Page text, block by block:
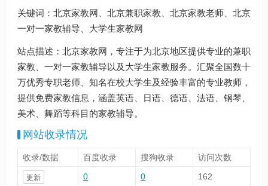
关键词：北京家教网、北京兼职家教、北京家教老师、北京
一对一家教辅导、大学生家教网
站点描述：北京家教网，专注于为北京地区提供专业的兼职
家教、一对一家教辅导以及大学生家教服务。汇聚全国数十
万优秀专职老师、知名在校大学生及经验丰富的专业教师，
提供免费家教信息，涵盖英语、日语、德语、法语、钢琴、
美术、舞蹈等科目的家教辅导。
网站收录情况
收录/数据 百度收录 搜狗收录 访问次数
更新 0 0 162